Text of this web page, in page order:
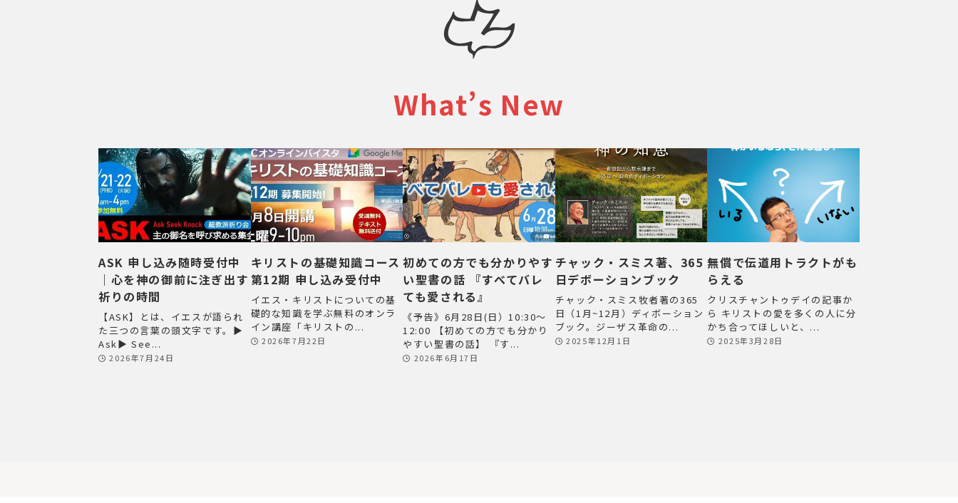
What’s New
ASK 申し込み随時受付中
｜心を神の御前に注ぎ出す
祈りの時間
【ASK】とは、イエスが語られ
た三つの言葉の頭文字です。▶
Ask▶ See...
2026年7月24日
キリストの基礎知識コース
第12期 申し込み受付中
イエス・キリストについての基
礎的な知識を学ぶ無料のオンラ
イン講座「キリストの...
2026年7月22日
初めての方でも分かりやす
い聖書の話 『すべてバレ
ても愛される』
《予告》6月28日(日）10:30～
12:00 【初めての方でも分かり
やすい聖書の話】 『す...
2026年6月17日
チャック・スミス著、365
日デボーションブック
チャック・スミス牧者著の365
日（1月~12月）ディボーション
ブック。ジーザス革命の...
2025年12月1日
無償で伝道用トラクトがも
らえる
クリスチャントゥデイの記事か
ら キリストの愛を多くの人に分
かち合ってほしいと、...
2025年3月28日